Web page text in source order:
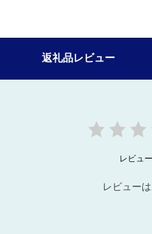
返礼品レビュー
レビュ
レビュー